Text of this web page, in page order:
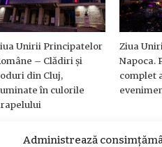
Administrează
Unirii Principatelor
– Clădiri și
din Cluj,
în culorile
Ziua
Napoca.
complet